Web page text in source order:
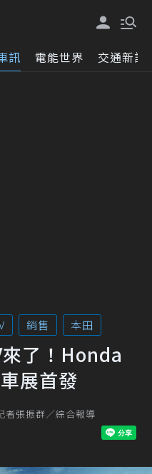
訊 電能世界 交通新訊
銷售 本田
來了！Honda
展首發
者張振群／綜合報導